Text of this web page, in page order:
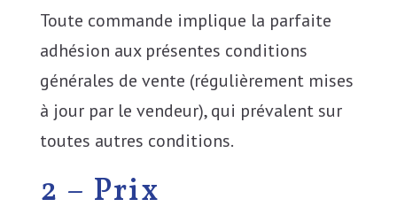
Toute commande implique la parfaite
adhésion aux présentes conditions
générales de vente (régulièrement mises
à jour par le vendeur), qui prévalent sur
toutes autres conditions.
2 – Prix